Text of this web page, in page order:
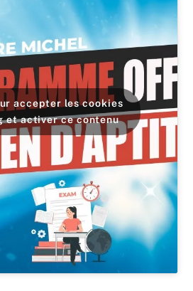
accepter les cookies
et activer ce contenu